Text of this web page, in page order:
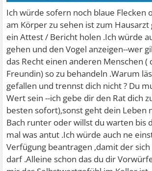
Ich würde sofern noch blaue Flecken
am Körper zu sehen ist zum
ein Attest / Bericht holen .Ich würde
gehen und den Vogel anzeigen--wer
das Recht einen anderen Menschen (
Freundin) so zu behandeln .Warum
gefallen und trennst dich nicht ? Du
Wert sein --ich gebe dir den Rat dich
besten sofort),sonst geht dein Leben
Bach runter oder willst du warten bis
mal was antut .Ich würde auch ne
Verfügung beantragen ,damit der
darf .Alleine schon das du dir